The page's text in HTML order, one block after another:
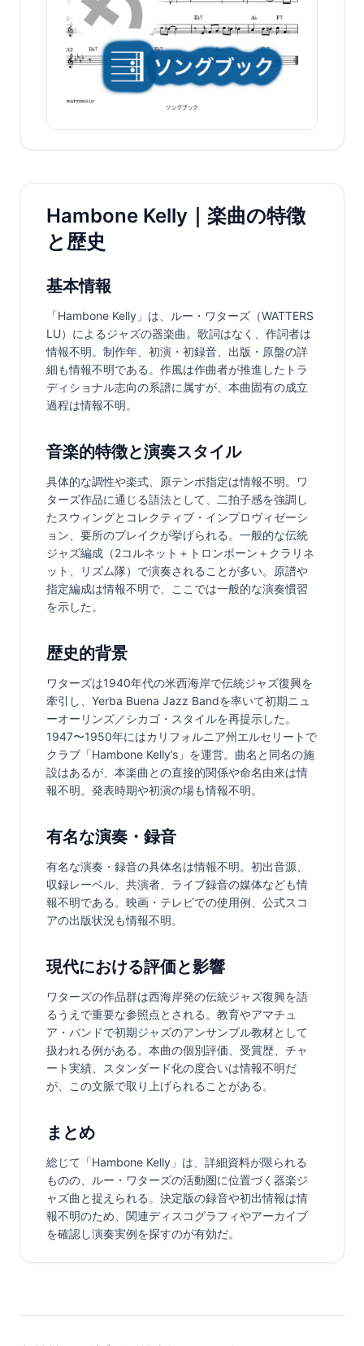
Hambone Kelly｜楽曲の特徴
と歴史
基本情報
「Hambone Kelly」は、ルー・ワターズ（WATTERS
LU）によるジャズの器楽曲。歌詞はなく、作詞者は
情報不明。制作年、初演・初録音、出版・原盤の詳
細も情報不明である。作風は作曲者が推進したトラ
ディショナル志向の系譜に属すが、本曲固有の成立
過程は情報不明。
音楽的特徴と演奏スタイル
具体的な調性や楽式、原テンポ指定は情報不明。ワ
ターズ作品に通じる語法として、二拍子感を強調し
たスウィングとコレクティブ・インプロヴィゼーシ
ョン、要所のブレイクが挙げられる。一般的な伝統
ジャズ編成（2コルネット＋トロンボーン＋クラリネ
ット、リズム隊）で演奏されることが多い。原譜や
指定編成は情報不明で、ここでは一般的な演奏慣習
を示した。
歴史的背景
ワターズは1940年代の米西海岸で伝統ジャズ復興を
牽引し、Yerba Buena Jazz Bandを率いて初期ニュ
ーオーリンズ／シカゴ・スタイルを再提示した。
1947〜1950年にはカリフォルニア州エルセリートで
クラブ「Hambone Kelly’s」を運営。曲名と同名の施
設はあるが、本楽曲との直接的関係や命名由来は情
報不明。発表時期や初演の場も情報不明。
有名な演奏・録音
有名な演奏・録音の具体名は情報不明。初出音源、
収録レーベル、共演者、ライブ録音の媒体なども情
報不明である。映画・テレビでの使用例、公式スコ
アの出版状況も情報不明。
現代における評価と影響
ワターズの作品群は西海岸発の伝統ジャズ復興を語
るうえで重要な参照点とされる。教育やアマチュ
ア・バンドで初期ジャズのアンサンブル教材として
扱われる例がある。本曲の個別評価、受賞歴、チャ
ート実績、スタンダード化の度合いは情報不明だ
が、この文脈で取り上げられることがある。
まとめ
総じて「Hambone Kelly」は、詳細資料が限られる
ものの、ルー・ワターズの活動圏に位置づく器楽ジ
ャズ曲と捉えられる。決定版の録音や初出情報は情
報不明のため、関連ディスコグラフィやアーカイブ
を確認し演奏実例を探すのが有効だ。